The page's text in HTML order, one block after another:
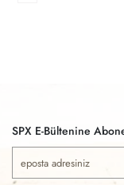
SPX E-Bültenine